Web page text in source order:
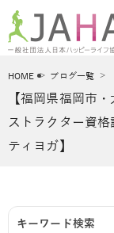
HOME ブログ一覧
【福岡県福岡市
ストラクター資
ティヨガ】
キーワード検索